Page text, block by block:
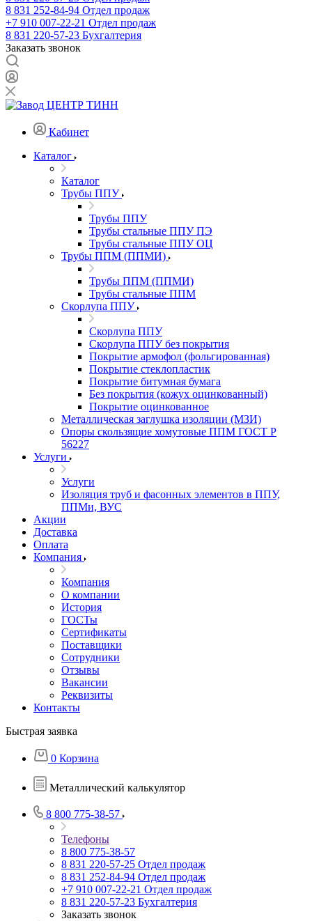
8 831 252-84-94 Отдел продаж
+7 910 007-22-21 Отдел продаж
8 831 220-57-23 Бухгалтерия
Заказать звонок
Кабинет
Каталог
Каталог
Трубы ППУ
Трубы ППУ
Трубы стальные ППУ ПЭ
Трубы стальные ППУ ОЦ
Трубы ППМ (ППМИ)
Трубы ППМ (ППМИ)
Трубы стальные ППМ
Скорлупа ППУ
Скорлупа ППУ
Скорлупа ППУ без покрытия
Покрытие армофол (фольгированная)
Покрытие стеклопластик
Покрытие битумная бумага
Без покрытия (кожух оцинкованный)
Покрытие оцинкованное
Металлическая заглушка изоляции (МЗИ)
Опоры скользящие хомутовые ППМ ГОСТ Р
56227
Услуги
Услуги
Изоляция труб и фасонных элементов в ППУ,
ППМи, ВУС
Акции
Доставка
Оплата
Компания
Компания
О компании
История
ГОСТы
Сертификаты
Поставщики
Сотрудники
Отзывы
Вакансии
Реквизиты
Контакты
Быстрая заявка
0 Корзина
Металлический калькулятор
8 800 775-38-57
Телефоны
8 800 775-38-57
8 831 220-57-25 Отдел продаж
8 831 252-84-94 Отдел продаж
+7 910 007-22-21 Отдел продаж
8 831 220-57-23 Бухгалтерия
Заказать звонок